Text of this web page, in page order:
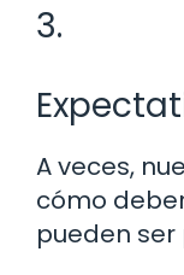
3.
A veces,
cómo
pueden